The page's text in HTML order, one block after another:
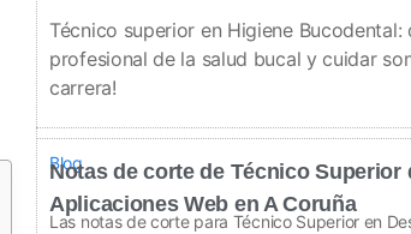
Técnico superior en Higiene
profesional de la salud bucal y cuidar
carrera!
Blog
Notas de corte de Técnico Superior
Aplicaciones Web en A Coruña
Las notas de corte para Técnico Superior en